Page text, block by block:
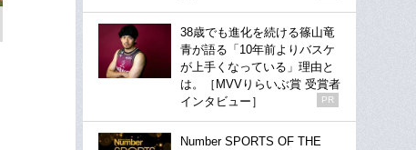
38歳でも進化を続ける篠山竜
青が語る「10年前よりバスケ
が上手くなっている」理由と
は。［MVVりらいぶ賞 受賞者
インタビュー］
PR
Number SPORTS OF THE